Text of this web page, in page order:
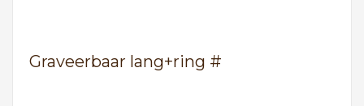
Graveerbaar lang+ring #